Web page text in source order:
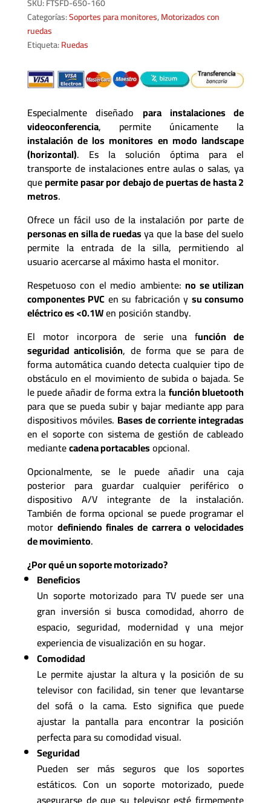
SKU:FTSFD-650-160
Categorías:Soportes para monitores,Motorizados con
ruedas
Etiqueta:Ruedas
Especialmente diseñado para instalaciones de
videoconferencia, permite únicamente la
instalación de los monitores en modo landscape
(horizontal). Es la solución óptima para el
transporte de instalaciones entre aulas o salas, ya
quepermite pasar por debajo de puertas de hasta 2
metros.
Ofrece un fácil uso de la instalación por parte de
personas en silla de ruedasya que la base del suelo
permite la entrada de la silla, permitiendo al
usuario acercarse al máximo hasta el monitor.
Respetuoso con el medio ambiente:no se utilizan
componentes PVC en su fabricación y su consumo
eléctrico es <0.1Wen posición standby.
El motor incorpora de serie una función de
seguridad anticolisión, de forma que se para de
forma automática cuando detecta cualquier tipo de
obstáculo en el movimiento de subida o bajada. Se
le puede añadir de forma extra lafunción bluetooth
para que se pueda subir y bajar mediante app para
dispositivos móviles. Bases de corriente integradas
en el soporte con sistema de gestión de cableado
mediantecadena portacablesopcional.
Opcionalmente, se le puede añadir una caja
posterior para guardar cualquier periférico o
dispositivo A/V integrante de la instalación.
También de forma opcional se puede programar el
motordefiniendo finales de carrera o velocidades
de movimiento.
¿Por qué un soporte motorizado?
Beneficios
Un soporte motorizado para TV puede ser una
gran inversión si busca comodidad, ahorro de
espacio, seguridad, modernidad y una mejor
experiencia de visualización en su hogar.
Comodidad
Le permite ajustar la altura y la posición de su
televisor con facilidad, sin tener que levantarse
del sofá o la cama. Esto significa que puede
ajustar la pantalla para encontrar la posición
perfecta para su comodidad visual.
Seguridad
Pueden ser más seguros que los soportes
estáticos. Con un soporte motorizado, puede